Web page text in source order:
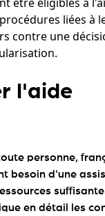
liées à
contre une
l'aide
personne,
besoin d'une
en détail les